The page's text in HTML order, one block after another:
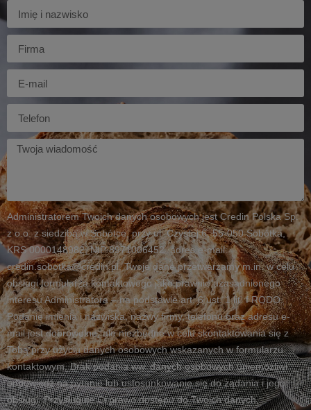
Twoja
wiadomość
Administratorem Twoich danych osobowych jest Credin Polska Sp.
z o.o. z siedzibą w Sobótce, przy ul. Czystej 6, 55-050 Sobótka,
KRS 0000148982, NIP 8971006452, adres e-mail:
credin.sobotka@credin.pl. Twoje dane przetwarzamy m.in. w celu
obsługi formularza kontaktowego jako prawnie uzasadnionego
interesu Administratora – na podstawie art. 6 ust. 1 lit. f RODO.
Podanie imienia i nazwiska, nazwy firmy, telefonu oraz adresu e-
mail jest dobrowolne, ale niezbędne w celu skontaktowania się z
Tobą przy użyciu danych osobowych wskazanych w formularzu
kontaktowym. Brak podania ww. danych osobowych uniemożliwi
odpowiedź na pytanie lub ustosunkowanie się do żądania i jego
obsługi. Przysługuje Ci prawo dostępu do Twoich danych,